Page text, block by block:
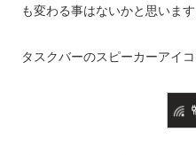
も変わる事はないかと思います
タスクバーのスピーカーアイ